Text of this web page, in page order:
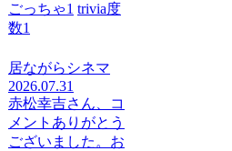
ごっちゃ1 trivia度
数1
居ながらシネマ
2026.07.31
赤松幸吉さん、コ
メントありがとう
ございました。お